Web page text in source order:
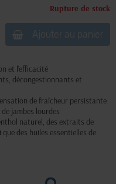
Rupture de stock
Ajouter au panier
et l'efficacité
décongestionnants et
de fraîcheur persistante
jambes lourdes
naturel, des extraits de
des huiles essentielles de